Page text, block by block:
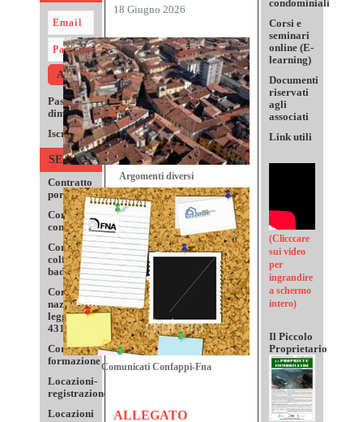
Password
dimenticata?
Iscrizione
SERVIZI
Contratto
portieri
Convenzione
con poste
Contratto
colf-
badanti
Convenzione
nazionale
legge
431/98
Corso di
formazione
Locazioni-
registrazione
Locazioni
18 Giugno 2026
Argomenti diversi
Comunicati Confappi-Fna
ALLEGATO
condominiali
Corsi e
seminari
online (E-
learning)
Documenti
riservati
agli
associati
Link utili
(Clicccare
sui video
per
ingrandire
a schermo
intero)
Il Piccolo
Proprietario